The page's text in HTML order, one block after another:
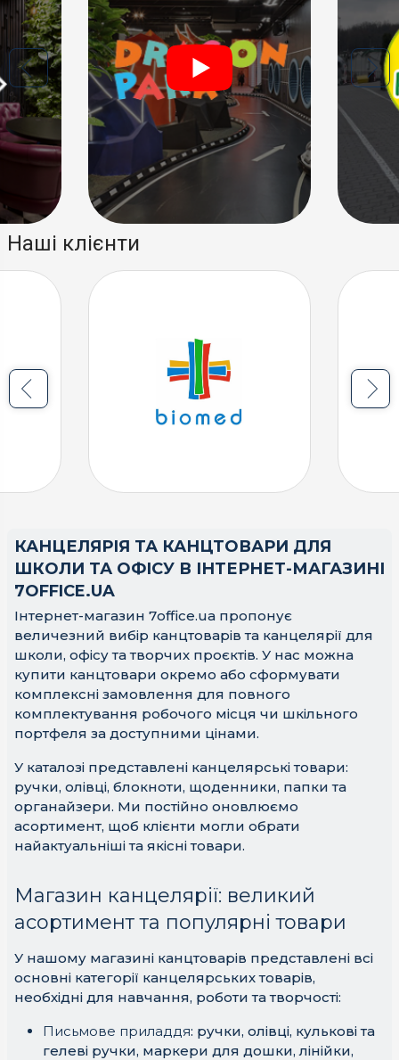
Наші клієнти
КАНЦЕЛЯРІЯ ТА КАНЦТОВАРИ ДЛЯ
ШКОЛИ ТА ОФІСУ В ІНТЕРНЕТ-МАГАЗИНІ
7OFFICE.UA
Інтернет-магазин 7office.ua пропонує
величезний вибір канцтоварів та канцелярії для
школи, офісу та творчих проєктів. У нас можна
купити канцтовари окремо або сформувати
комплексні замовлення для повного
комплектування робочого місця чи шкільного
портфеля за доступними цінами.
У каталозі представлені канцелярські товари:
ручки, олівці, блокноти, щоденники, папки та
органайзери. Ми постійно оновлюємо
асортимент, щоб клієнти могли обрати
найактуальніші та якісні товари.
Магазин канцелярії: великий
асортимент та популярні товари
У нашому магазині канцтоварів представлені всі
основні категорії канцелярських товарів,
необхідні для навчання, роботи та творчості:
Письмове приладдя: ручки, олівці, кулькові та
гелеві ручки, маркери для дошки, лінійки,